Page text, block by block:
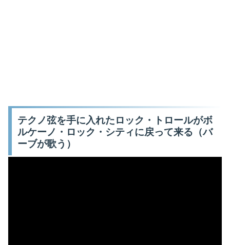
テクノ弦を手に入れたロック・トロールがボ
ルケーノ・ロック・シティに戻って来る（バ
ーブが歌う）